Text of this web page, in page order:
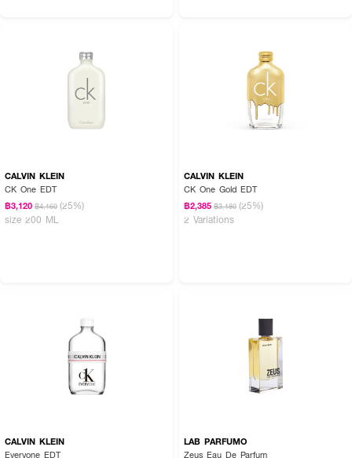
CALVIN KLEIN
CK One EDT
฿3,120 ฿4,160 (25%)
size 200 ML
CALVIN KLEIN
CK One Gold EDT
฿2,385 ฿3,180 (25%)
2 Variations
CALVIN KLEIN
Everyone EDT
LAB PARFUMO
Zeus Eau De Parfum